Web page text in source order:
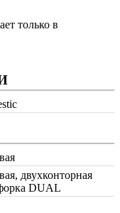
только в
двухконторная
DUAL